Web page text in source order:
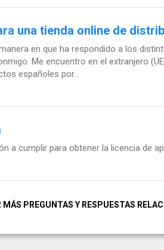
una tienda online de
en que ha respondido a los
Me encuentro en el extranjero
españoles por...
a cumplir para obtener la licencia de
MÁS PREGUNTAS Y RESPUESTAS